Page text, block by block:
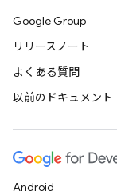
Google Group
リリースノート
よくある質問
以前のドキュメント
Android